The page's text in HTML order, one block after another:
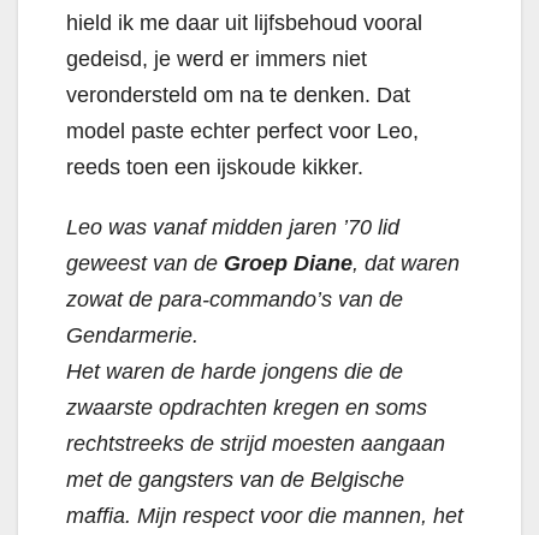
hield ik me daar uit lijfsbehoud vooral
gedeisd, je werd er immers niet
verondersteld om na te denken. Dat
model paste echter perfect voor Leo,
reeds toen een ijskoude kikker.
Leo was vanaf midden jaren ’70 lid
geweest van de Groep Diane, dat waren
zowat de para-commando’s van de
Gendarmerie.
Het waren de harde jongens die de
zwaarste opdrachten kregen en soms
rechtstreeks de strijd moesten aangaan
met de gangsters van de Belgische
maffia. Mijn respect voor die mannen, het